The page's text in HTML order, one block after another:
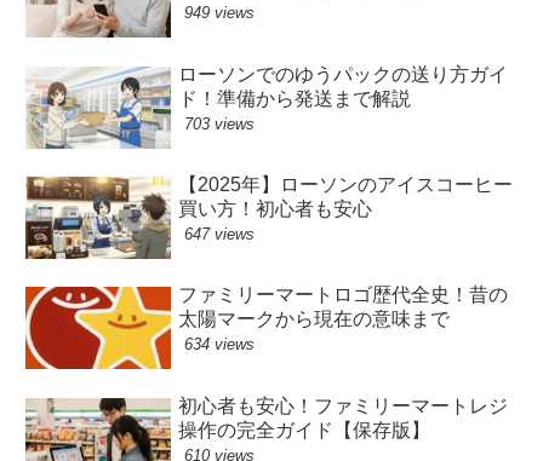
949 views
ローソンでのゆうパックの送り方ガイ
ド！準備から発送まで解説
703 views
【2025年】ローソンのアイスコーヒー
買い方！初心者も安心
647 views
ファミリーマートロゴ歴代全史！昔の
太陽マークから現在の意味まで
634 views
初心者も安心！ファミリーマートレジ
操作の完全ガイド【保存版】
610 views